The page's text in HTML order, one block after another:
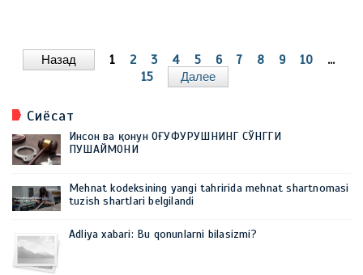
Назад 1 2 3 4 5 6 7 8 9 10
...
15
Далее
Сиёсат
Инсон ва қонун ОҒУФУРУШНИНГ СЎНГГИ
ПУШАЙМОНИ
Mehnat kodeksining yangi tahririda mehnat shartnomasi
tuzish shartlari belgilandi
Adliya xabari: Bu qonunlarni bilasizmi?